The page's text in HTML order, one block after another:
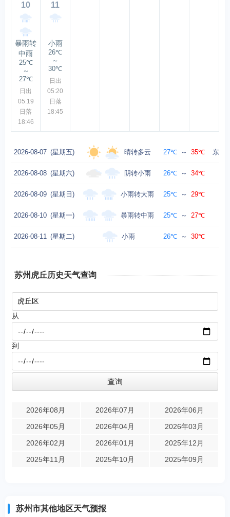
10
暴雨转
中雨
25℃
～
27℃
日出
05:19
日落
18:46
11
小雨
26℃
～
30℃
日出
05:20
日落
18:45
2026-08-07 (星期五) 晴转多云 27℃ ～ 35℃ 东北
2026-08-08 (星期六) 阴转小雨 26℃ ～ 34℃
2026-08-09 (星期日) 小雨转大雨 25℃ ～ 29℃
2026-08-10 (星期一) 暴雨转中雨 25℃ ～ 27℃
2026-08-11 (星期二) 小雨 26℃ ～ 30℃
苏州虎丘历史天气查询
从
到
2026年08月 2026年07月
2026年06月
2026年05月
2026年04月
2026年03月
2026年02月
2026年01月
2025年12月
2025年11月
2025年10月 2025年09月
苏州市其他地区天气预报